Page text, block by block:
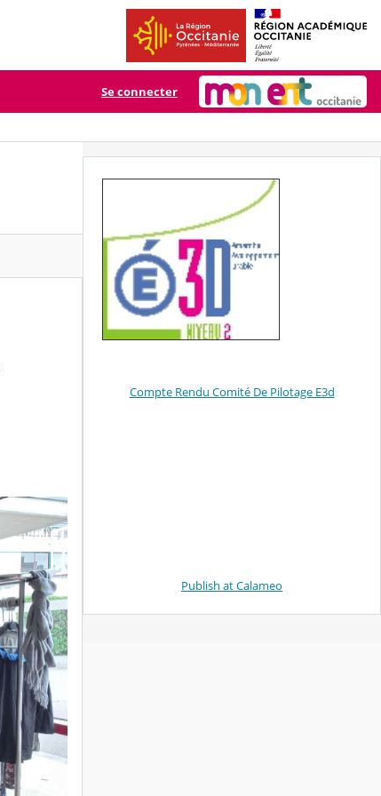
Se connecter
Compte Rendu Comité De Pilotage E3d
Publish at Calameo